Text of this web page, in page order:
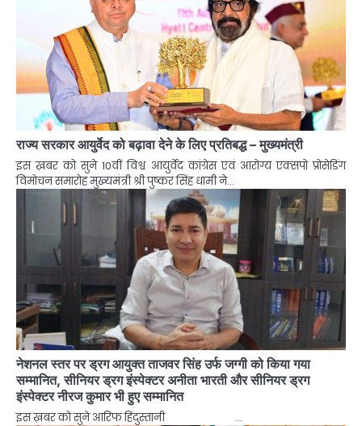
राज्य सरकार आयुर्वेद को बढ़ावा देने के लिए प्रतिबद्ध – मुख्यमंत्री
इस ख़बर को सुने 10वीं विश्व आयुर्वेद कांग्रेस एवं आरोग्य एक्सपो प्रोसेडिंग
विमोचन समारोह मुख्यमंत्री श्री पुष्कर सिंह धामी ने…
नेशनल स्तर पर ड्रग आयुक्त ताजवर सिंह उर्फ जग्गी को किया गया
सम्मानित, सीनियर ड्रग इंस्पेक्टर अनीता भारती और सीनियर ड्रग
इंस्पेक्टर नीरज कुमार भी हुए सम्मानित
इस ख़बर को सुने आरिफ हिंदुस्तानी …